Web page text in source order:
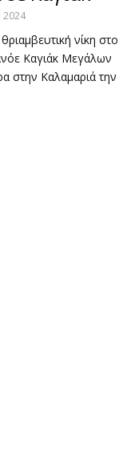
2024
νίκη στο
Καγιάκ Μεγάλων
στην Καλαμαριά την